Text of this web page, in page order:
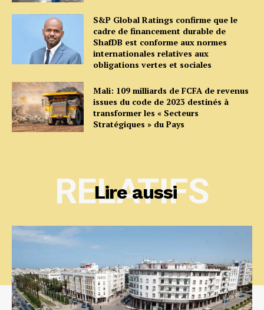
S&P Global Ratings confirme que le
cadre de financement durable de
ShafDB est conforme aux normes
internationales relatives aux
obligations vertes et sociales
Mali: 109 milliards de FCFA de revenus
issues du code de 2023 destinés à
transformer les « Secteurs
Stratégiques » du Pays
Lire aussi
RELATIFS